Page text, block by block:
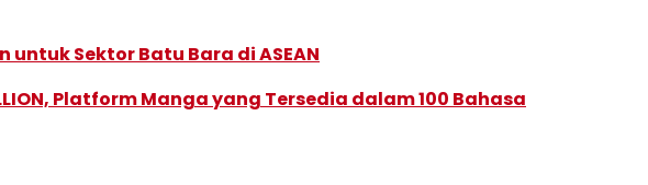
Sektor Batu Bara di ASEAN
Platform Manga yang Tersedia dalam 100 Bahasa